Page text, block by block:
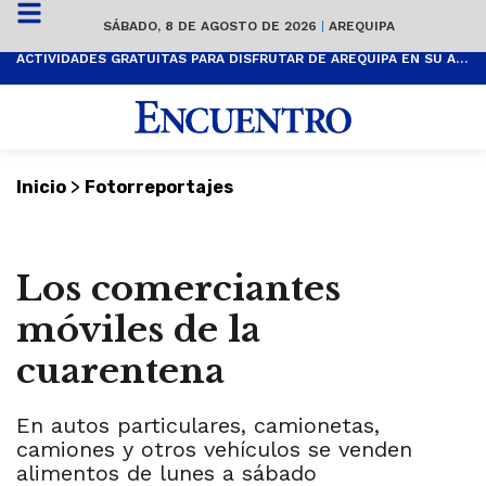
SÁBADO, 8 DE AGOSTO DE 2026 | AREQUIPA
ACTIVIDADES GRATUITAS PARA DISFRUTAR DE AREQUIPA EN SU ANIVERSARIO
Inicio > Fotorreportajes
Los comerciantes
móviles de la
cuarentena
En autos particulares, camionetas,
camiones y otros vehículos se venden
alimentos de lunes a sábado